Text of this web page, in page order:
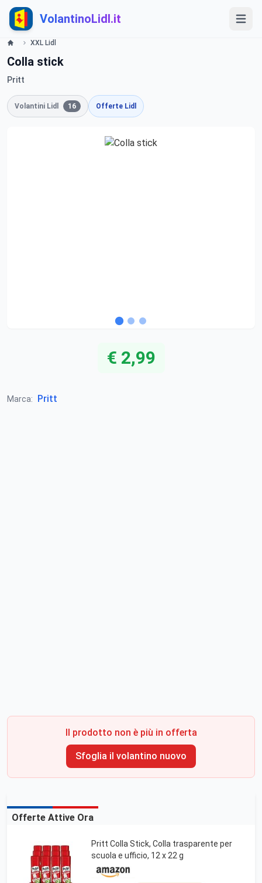
VolantinoLidl.it
XXL Lidl
Colla stick
Pritt
Volantini Lidl 16 Offerte Lidl
€ 2,99
Marca: Pritt
Il prodotto non è più in offerta
Sfoglia il volantino nuovo
Offerte Attive Ora
Pritt Colla Stick, Colla trasparente per
scuola e ufficio, 12 x 22 g